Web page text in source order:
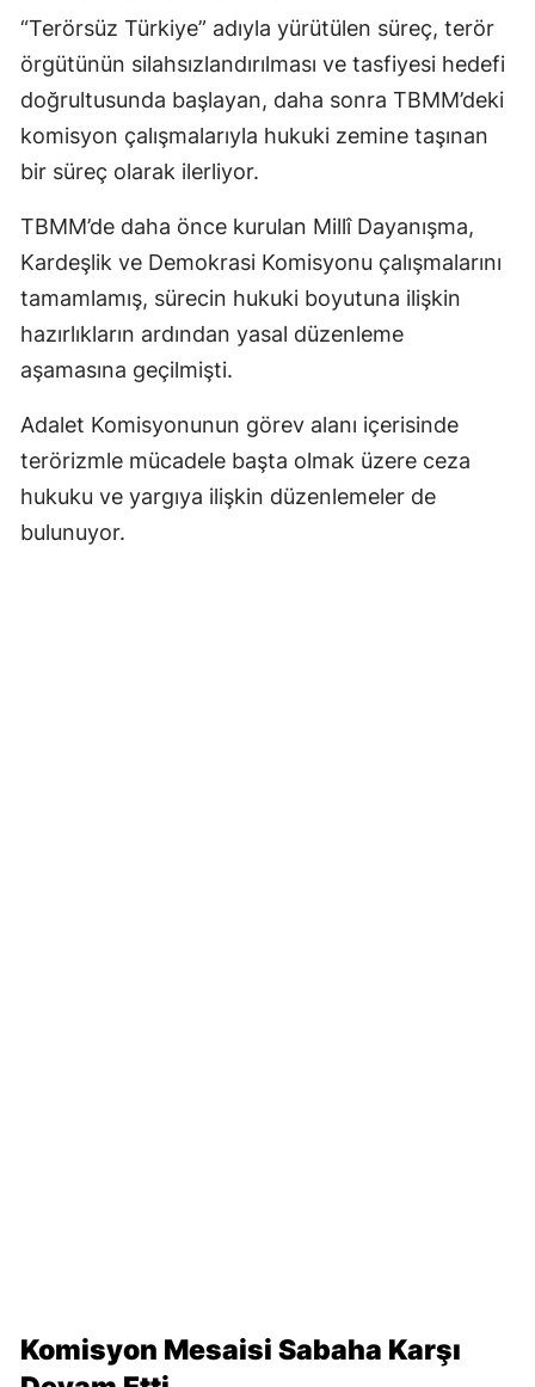
“Terörsüz Türkiye” adıyla yürütülen süreç, terör
örgütünün silahsızlandırılması ve tasfiyesi hedefi
doğrultusunda başlayan, daha sonra TBMM’deki
komisyon çalışmalarıyla hukuki zemine taşınan
bir süreç olarak ilerliyor.
TBMM’de daha önce kurulan Millî Dayanışma,
Kardeşlik ve Demokrasi Komisyonu çalışmalarını
tamamlamış, sürecin hukuki boyutuna ilişkin
hazırlıkların ardından yasal düzenleme
aşamasına geçilmişti.
Adalet Komisyonunun görev alanı içerisinde
terörizmle mücadele başta olmak üzere ceza
hukuku ve yargıya ilişkin düzenlemeler de
bulunuyor.
Komisyon Mesaisi Sabaha Karşı